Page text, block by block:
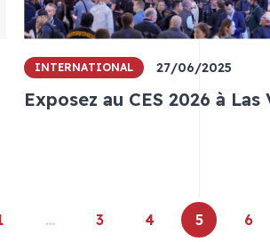
INTERNATIONAL 27/06/2025
Exposez au CES 2026 à Las
… 3 4 5 6